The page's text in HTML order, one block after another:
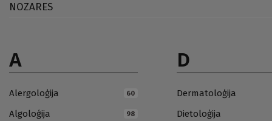
NOZARES
A
Alergoloģija 60
Algoloģija 98
D
Dermatoloģija
Dietoloģija